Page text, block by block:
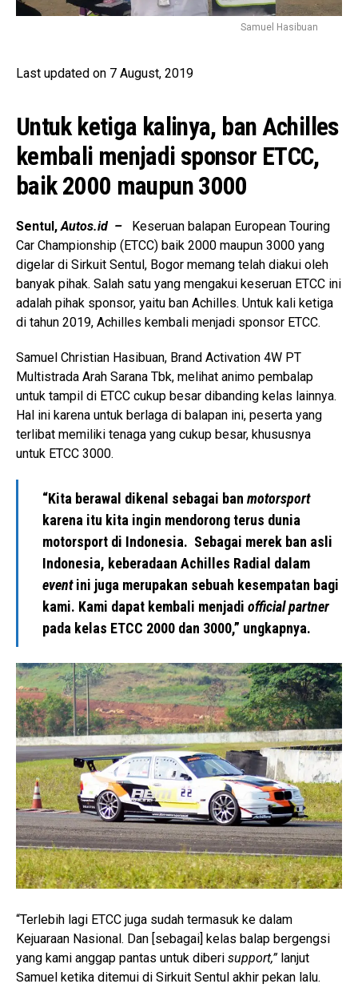
Samuel Hasibuan
Last updated on 7 August, 2019
Untuk ketiga kalinya, ban Achilles
kembali menjadi sponsor ETCC,
baik 2000 maupun 3000
Sentul,Autos.id –
Keseruan balapan European Touring
Car Championship (ETCC) baik 2000 maupun 3000 yang
digelar di Sirkuit Sentul, Bogor memang telah diakui oleh
banyak pihak. Salah satu yang mengakui keseruan ETCC ini
adalah pihak sponsor, yaitu ban Achilles. Untuk kali ketiga
di tahun 2019, Achilles kembali menjadi sponsor ETCC.
Samuel Christian Hasibuan, Brand Activation 4W PT
Multistrada Arah Sarana Tbk, melihat animo pembalap
untuk tampil di ETCC cukup besar dibanding kelas lainnya.
Hal ini karena untuk berlaga di balapan ini, peserta yang
terlibat memiliki tenaga yang cukup besar, khususnya
untuk ETCC 3000.
“Kita berawal dikenal sebagai ban motorsport
karena itu kita ingin mendorong terus dunia
motorsport di Indonesia. Sebagai merek ban asli
Indonesia, keberadaan Achilles Radial dalam
eventini juga merupakan sebuah kesempatan bagi
kami. Kami dapat kembali menjadi official partner
pada kelas ETCC 2000 dan 3000,” ungkapnya.
“Terlebih lagi ETCC juga sudah termasuk ke dalam
Kejuaraan Nasional. Dan [sebagai] kelas balap bergengsi
yang kami anggap pantas untuk diberi support,”lanjut
Samuel ketika ditemui di Sirkuit Sentul akhir pekan lalu.